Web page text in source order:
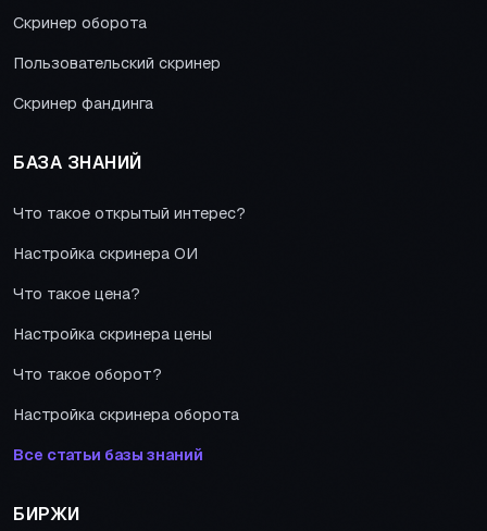
Скринер оборота
Пользовательский скринер
Скринер фандинга
БАЗА ЗНАНИЙ
Что такое открытый интерес?
Настройка скринера ОИ
Что такое цена?
Настройка скринера цены
Что такое оборот?
Настройка скринера оборота
Все статьи базы знаний
БИРЖИ